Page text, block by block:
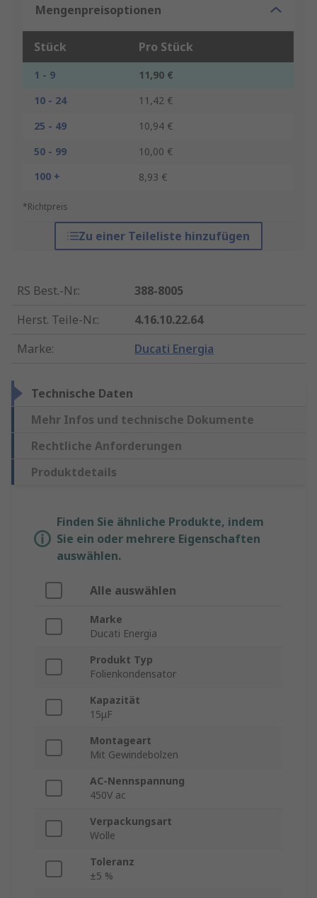
Mengenpreisoptionen
Stück Pro Stück
1 - 9
11,90 €
10 - 24
11,42 €
25 - 49
10,94 €
50 - 99
10,00 €
100 +
8,93 €
*Richtpreis
Zu einer Teileliste hinzufügen
RS Best.-Nr.:
388-8005
Herst. Teile-Nr.:
4.16.10.22.64
Marke: Ducati Energia
Technische Daten
Mehr Infos und technische Dokumente
Rechtliche Anforderungen
Produktdetails
Finden Sie ähnliche Produkte, indem
Sie ein oder mehrere Eigenschaften
auswählen.
Alle auswählen
Marke
Ducati Energia
Produkt Typ
Folienkondensator
Kapazität
15μF
Montageart
Mit Gewindebolzen
AC-Nennspannung
450V ac
Verpackungsart
Wolle
Toleranz
±5 %